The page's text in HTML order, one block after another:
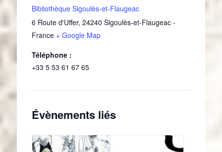
Bibliothèque Sigoulès-et-Flaugeac
6 Route d'Uffer, 24240 Sigoulès-et-Flaugeac -
France + Google Map
Téléphone :
+33 5 53 61 67 65
Évènements liés